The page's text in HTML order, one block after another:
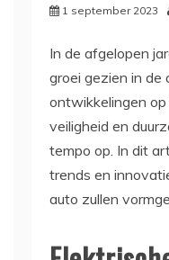
1 september 2023
In de afgelopen
groei gezien in de
ontwikkelingen
veiligheid en
tempo op. In dit
trends en
auto zullen